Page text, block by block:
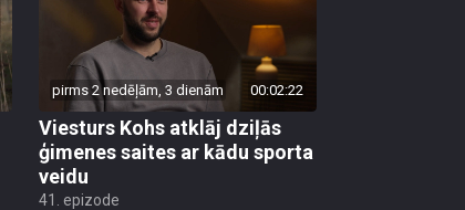
pirms 2 nedēļām, 3 dienām 00:02:22
Viesturs Kohs atklāj dziļās
ģimenes saites ar kādu sporta
veidu
41. epizode